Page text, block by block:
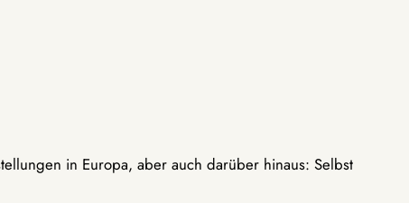
in Europa, aber auch darüber hinaus: Selbst